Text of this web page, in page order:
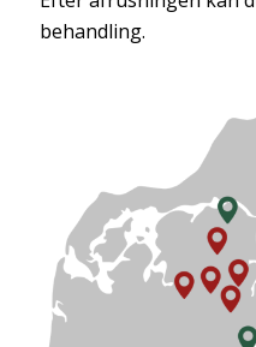
behandling.